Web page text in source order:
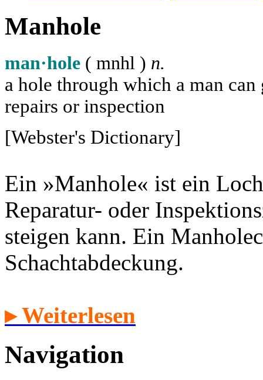
Manhole
man·hole ( mnhl ) n.
a hole through which a man
repairs or inspection
[Webster's Dictionary]
Ein »Manhole« ist ein
Reparatur- oder
steigen kann. Ein
Schachtabdeckung.
▸ Weiterlesen
Navigation